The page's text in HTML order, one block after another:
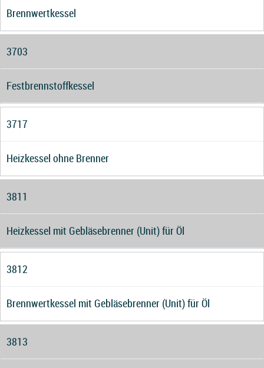
Brennwertkessel
3703
Festbrennstoffkessel
3717
Heizkessel ohne Brenner
3811
Heizkessel mit Gebläsebrenner (Unit) für Öl
3812
Brennwertkessel mit Gebläsebrenner (Unit) für Öl
3813